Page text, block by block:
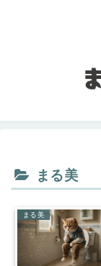
まる美
まる美